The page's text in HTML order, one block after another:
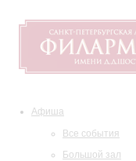
Афиша
Все события
Большой зал